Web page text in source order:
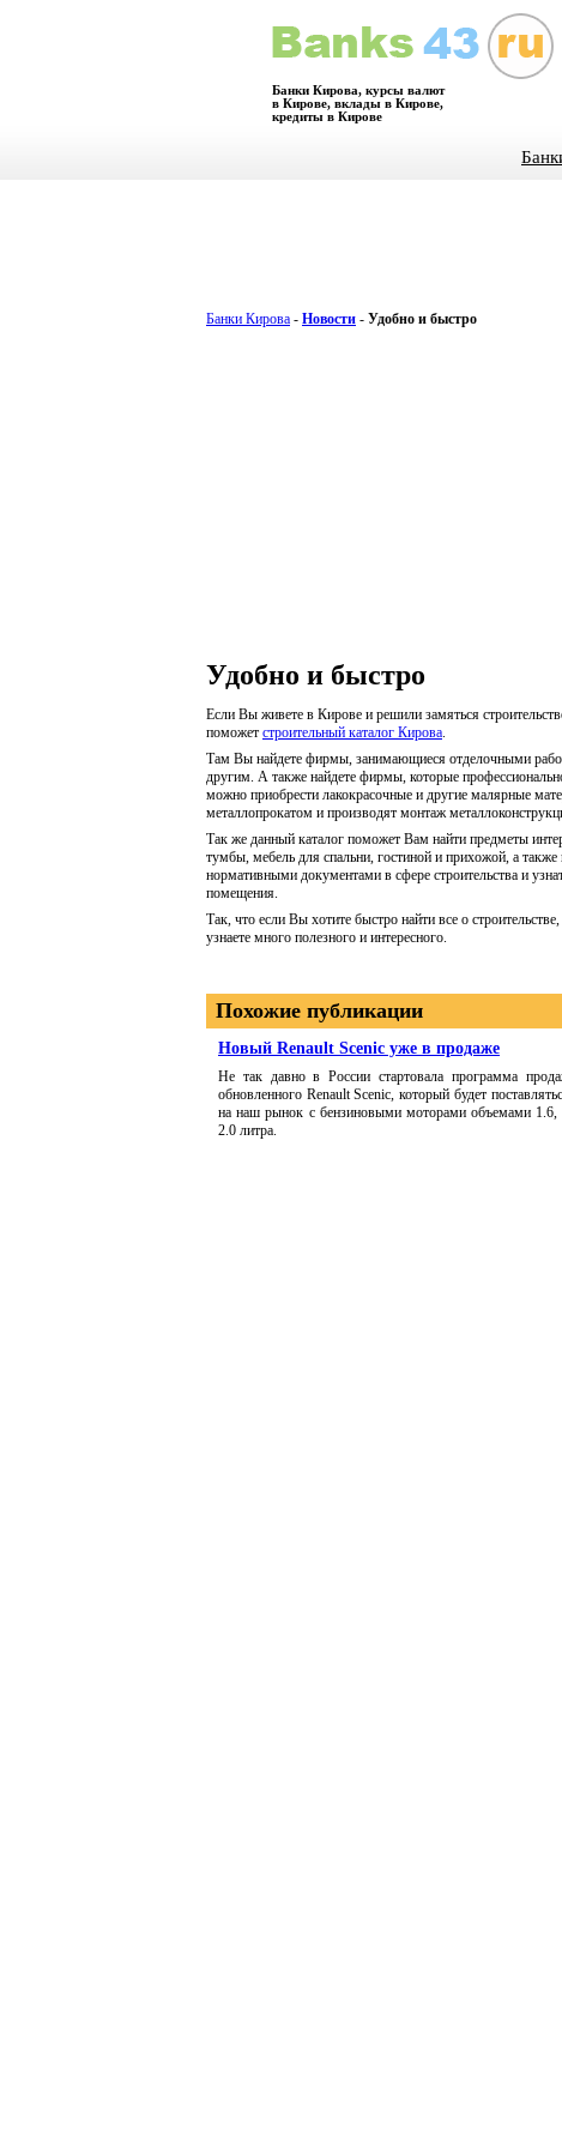
Банки Кирова, курсы валют
в Кирове, вклады в Кирове,
кредиты в Кирове
Банки Кирова - Новости - Удобно и быстро
Удобно и быстро
Если Вы живете в Кирове и решили замяться
поможет строительный каталог Кирова.
Там Вы найдете фирмы, занимающиеся отделочными
другим. А также найдете фирмы, которые
можно приобрести лакокрасочные и другие малярные
металлопрокатом и производят монтаж
Так же данный каталог поможет Вам найти предметы
тумбы, мебель для спальни, гостиной и прихожой, а
нормативными документами в сфере строительства и
помещения.
Так, что если Вы хотите быстро найти все о
узнаете много полезного и интересного.
Похожие публикации
Новый Renault Scenic уже в продаже
Не так давно в России стартовала программа
обновленного Renault Scenic, который будет
на наш рынок с бензиновыми моторами объемами 1.6,
2.0 литра.